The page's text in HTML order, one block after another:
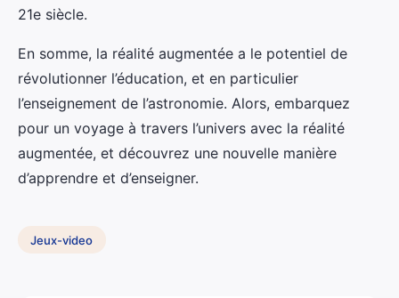
21e siècle.
En somme, la réalité augmentée a le potentiel de
révolutionner l’éducation, et en particulier
l’enseignement de l’astronomie. Alors, embarquez
pour un voyage à travers l’univers avec la réalité
augmentée, et découvrez une nouvelle manière
d’apprendre et d’enseigner.
Jeux-video